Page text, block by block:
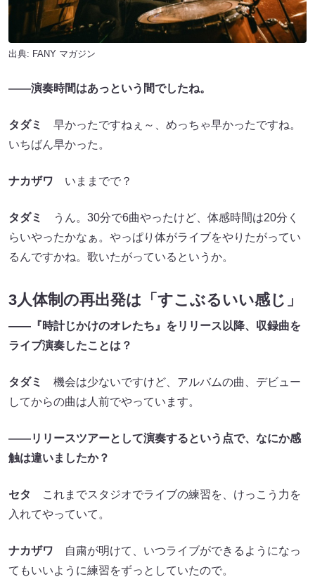
出典: FANY マガジン
――演奏時間はあっという間でしたね。
タダミ
早かったですねぇ～、めっちゃ早かったですね。
いちばん早かった。
ナカザワ いままでで？
タダミ
うん。30分で6曲やったけど、体感時間は20分く
らいやったかなぁ。やっぱり体がライブをやりたがってい
るんですかね。歌いたがっているというか。
3人体制の再出発は「すこぶるいい感じ」
――『時計じかけのオレたち』をリリース以降、収録曲を
ライブ演奏したことは？
タダミ
機会は少ないですけど、アルバムの曲、デビュー
してからの曲は人前でやっています。
――リリースツアーとして演奏するという点で、なにか感
触は違いましたか？
セタ
これまでスタジオでライブの練習を、けっこう力を
入れてやっていて。
ナカザワ 自粛が明けて、いつライブができるようになっ
てもいいように練習をずっとしていたので。